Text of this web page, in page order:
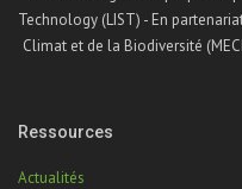
Technology (LIST) - En
Climat et de la Biodiversité
Ressources
Actualités